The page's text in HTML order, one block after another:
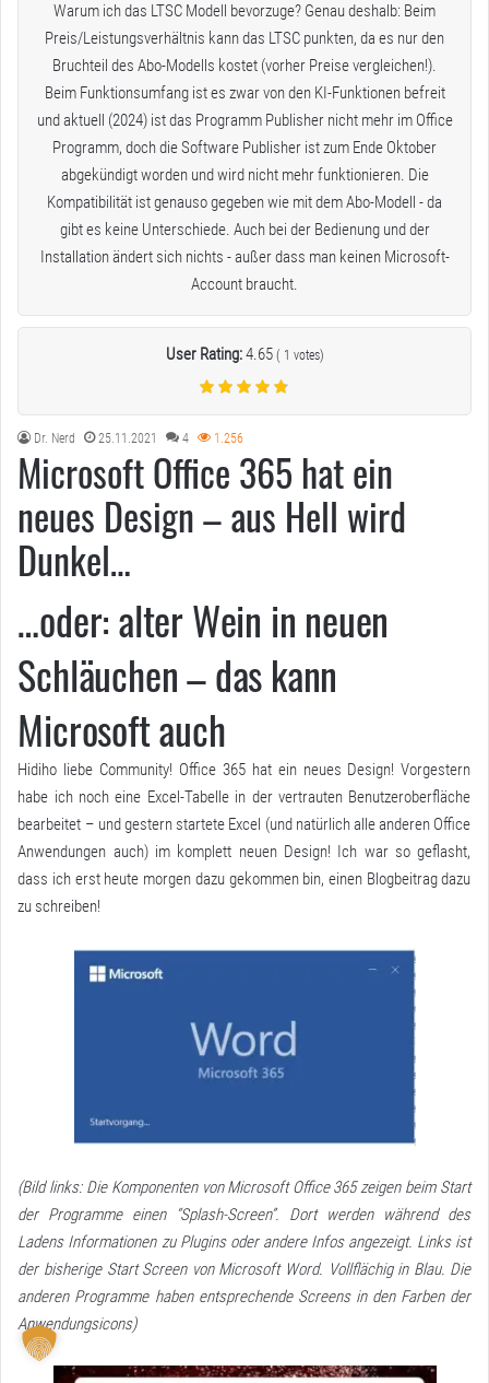
Warum ich das LTSC Modell bevorzuge? Genau deshalb: Beim
Preis/Leistungsverhältnis kann das LTSC punkten, da es nur den
Bruchteil des Abo-Modells kostet (vorher Preise vergleichen!).
Beim Funktionsumfang ist es zwar von den KI-Funktionen befreit
und aktuell (2024) ist das Programm Publisher nicht mehr im Office
Programm, doch die Software Publisher ist zum Ende Oktober
abgekündigt worden und wird nicht mehr funktionieren. Die
Kompatibilität ist genauso gegeben wie mit dem Abo-Modell - da
gibt es keine Unterschiede. Auch bei der Bedienung und der
Installation ändert sich nichts - außer dass man keinen Microsoft-
Account braucht.
User Rating:4.65 ( 1 votes)
Dr. Nerd 25.11.2021 4 1.256
Microsoft Office 365 hat ein
neues Design – aus Hell wird
Dunkel…
…oder: alter Wein in neuen
Schläuchen – das kann
Microsoft auch
Hidiho liebe Community! Office 365 hat ein neues Design! Vorgestern
habe ich noch eine Excel-Tabelle in der vertrauten Benutzeroberfläche
bearbeitet – und gestern startete Excel (und natürlich alle anderen Office
Anwendungen auch) im komplett neuen Design! Ich war so geflasht,
dass ich erst heute morgen dazu gekommen bin, einen Blogbeitrag dazu
zu schreiben!
(Bild links: Die Komponenten vonMicrosoft Office 365zeigen beim Start
der Programme einen “Splash-Screen”. Dort werden während des
Ladens Informationen zu Plugins oder andere Infos angezeigt. Links ist
der bisherige Start Screen von Microsoft Word. Vollflächig in Blau. Die
anderen Programme haben entsprechende Screens in den Farben der
Anwendungsicons)